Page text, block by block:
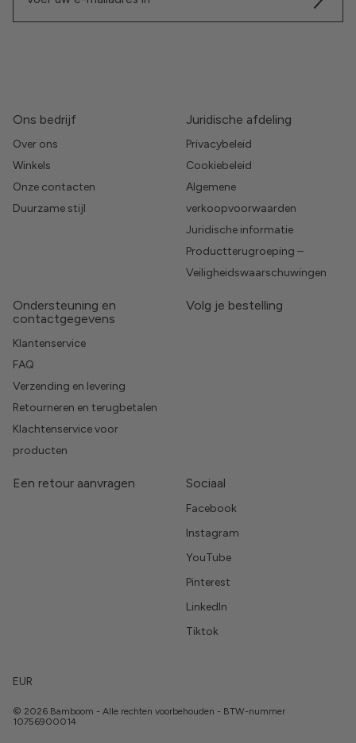
Ons bedrijf
Over ons
Winkels
Onze contacten
Duurzame stijl
Juridische afdeling
Privacybeleid
Cookiebeleid
Algemene
verkoopvoorwaarden
Juridische informatie
Productterugroeping –
Veiligheidswaarschuwingen
Ondersteuning en
contactgegevens
Klantenservice
FAQ
Verzending en levering
Retourneren en terugbetalen
Klachtenservice voor
producten
Volg je bestelling
Een retour aanvragen Sociaal
Facebook
Instagram
YouTube
Pinterest
LinkedIn
Tiktok
EUR
© 2026 Bamboom - Alle rechten voorbehouden - BTW-nummer
10756900014